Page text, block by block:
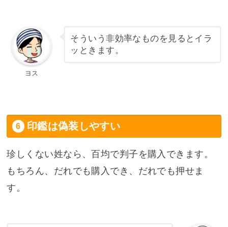
ヨス
そういう非効率なものを見るとイラ
ッときます。
印鑑は偽装しやすい
珍しくない姓なら、百均で判子を購入できます。
もちろん、だれでも購入でき、だれでも押せま
す。